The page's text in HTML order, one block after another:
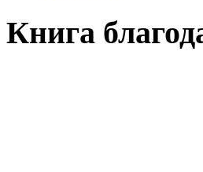
Книга